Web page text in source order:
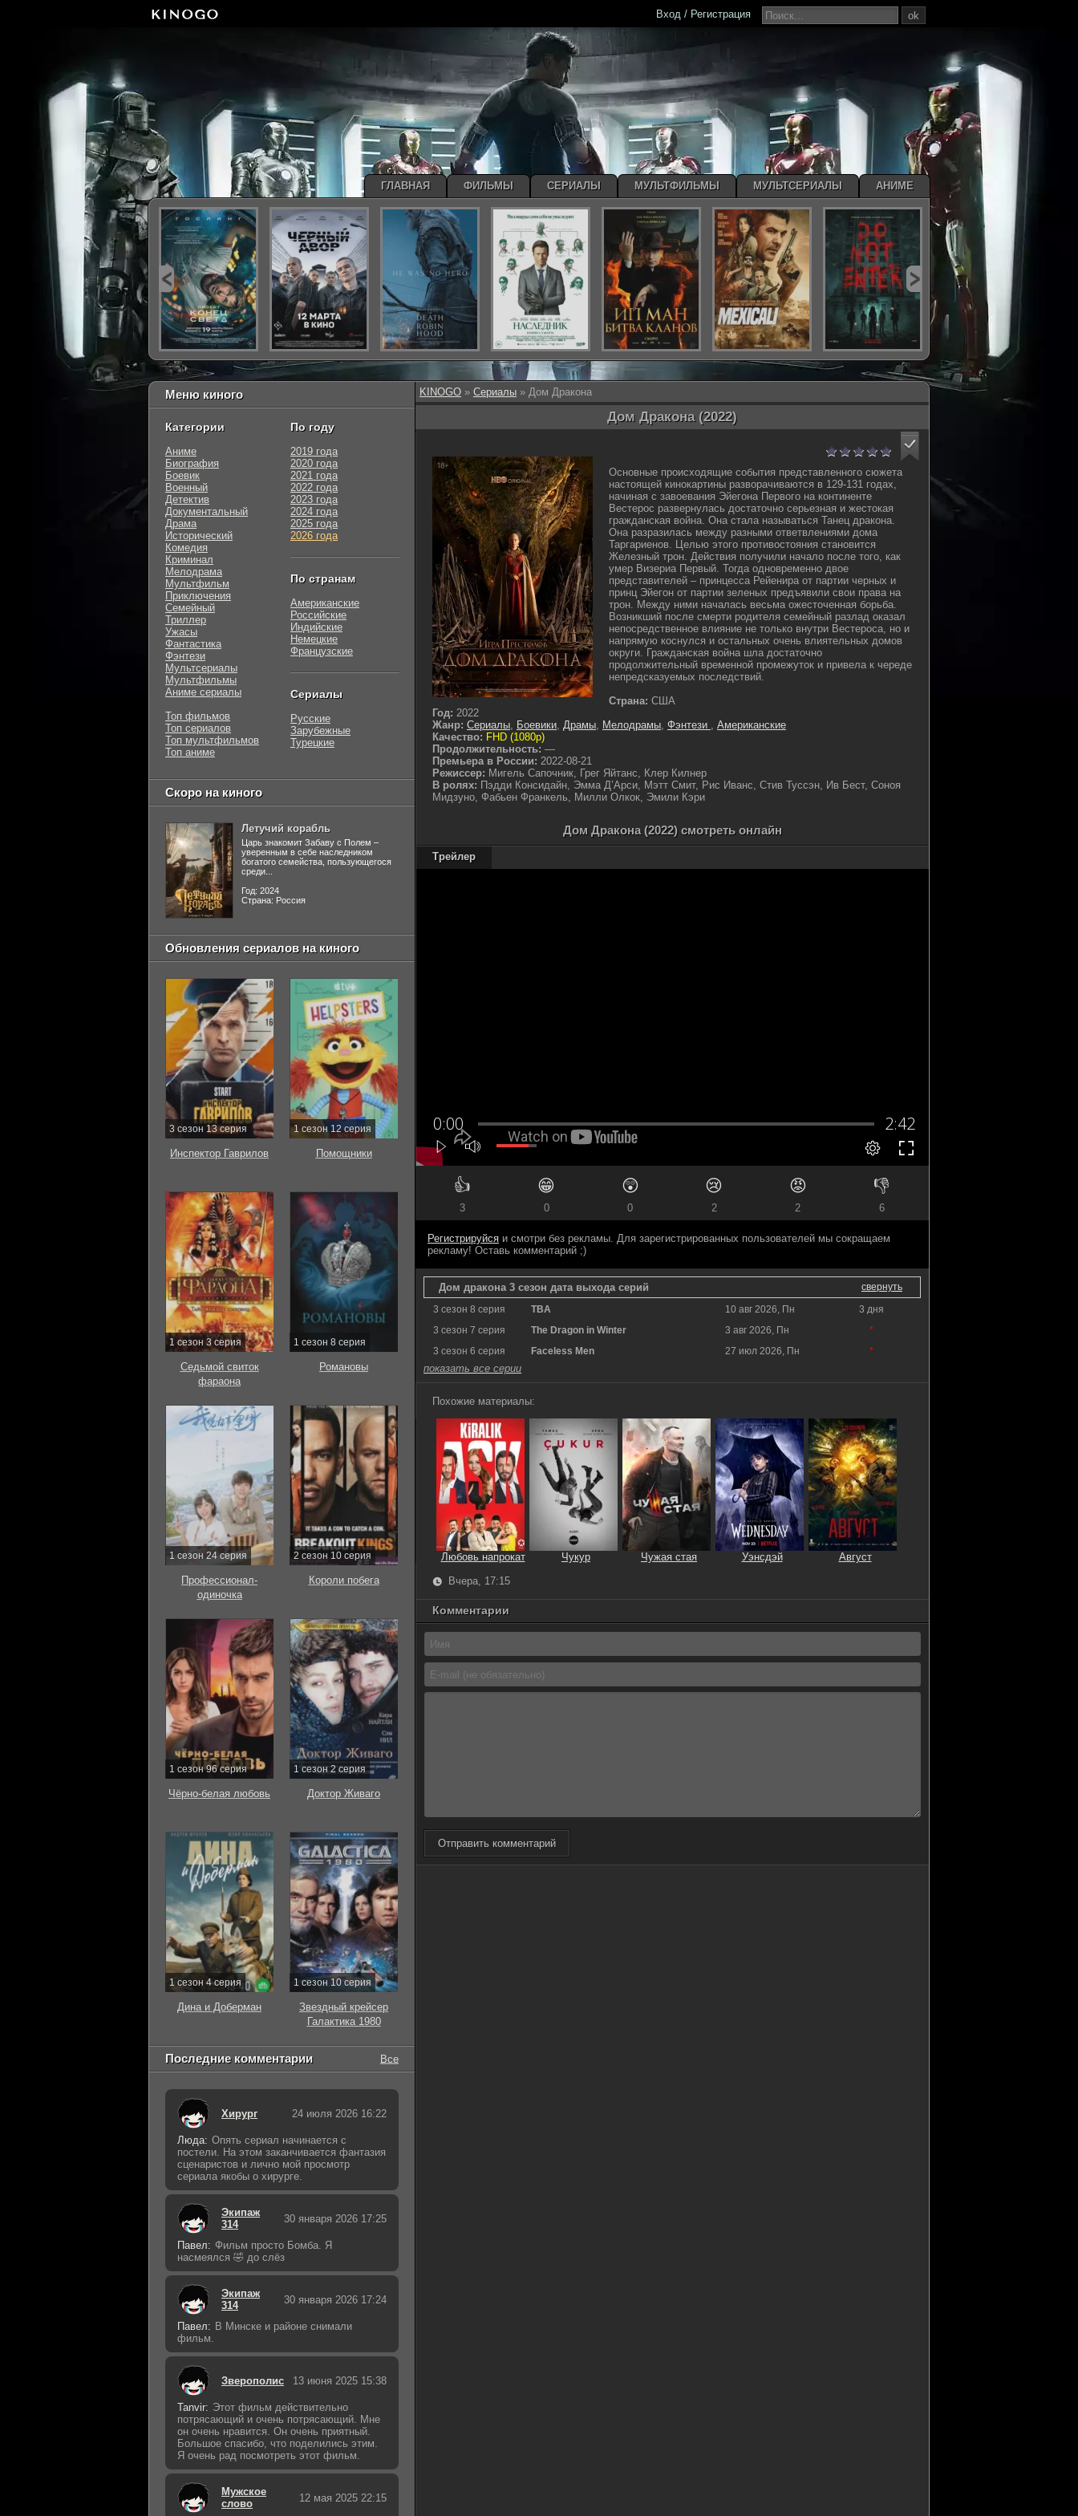
KINOGO » Сериалы » Дом Дракона
Дом Дракона (2022)
Основные происходящие события представленного сюжета
настоящей кинокартины разворачиваются в 129-131 годах,
начиная с завоевания Эйегона Первого на континенте
Вестерос развернулась достаточно серьезная и жестокая
гражданская война. Она стала называться Танец дракона.
Она разразилась между разными ответвлениями дома
Таргариенов. Целью этого противостояния становится
Железный трон. Действия получили начало после того, как
умер Визериа Первый. Тогда одновременно двое
представителей – принцесса Рейенира от партии черных и
принц Эйегон от партии зеленых предъявили свои права на
трон. Между ними началась весьма ожесточенная борьба.
Возникший после смерти родителя семейный разлад оказал
непосредственное влияние не только внутри Вестероса, но и
напрямую коснулся и остальных очень влиятельных домов
округи. Гражданская война шла достаточно
продолжительный временной промежуток и привела к череде
непредсказуемых последствий.
Страна: США
Год: 2022
Жанр: Сериалы, Боевики, Драмы, Мелодрамы, Фэнтези , Американские
Качество: FHD (1080p)
Продолжительность: —
Премьера в России: 2022-08-21
Режиссер: Мигель Сапочник, Грег Яйтанс, Клер Килнер
В ролях: Пэдди Консидайн, Эмма Д’Арси, Мэтт Смит, Рис Иванс, Стив Туссэн, Ив Бест, Соноя
Мидзуно, Фабьен Франкель, Милли Олкок, Эмили Кэри
Дом Дракона (2022) смотреть онлайн
Трейлер
👍
3
😁
0
😲
0
😢
2
😡
2
👎
6
Регистрируйся и смотри без рекламы. Для зарегистрированных пользователей мы сокращаем
рекламу! Оставь комментарий ;)
Дом дракона 3 сезон дата выхода серий
свернуть
3 сезон 8 серия
TBA 10 авг 2026, Пн
3 дня
3 сезон 7 серия
The Dragon in Winter 3 авг 2026, Пн
*
3 сезон 6 серия
Faceless Men 27 июл 2026, Пн *
показать все серии
Похожие материалы:
Любовь напрокат Чукур Чужая стая Уэнсдэй
Август
Вчера, 17:15
Комментарии
Отправить комментарий
Меню киного
Категории
Аниме
Биография
Боевик
Военный
Детектив
Документальный
Драма
Исторический
Комедия
Криминал
Мелодрама
Мультфильм
Приключения
Семейный
Триллер
Ужасы
Фантастика
Фэнтези
Мультсериалы
Мультфильмы
Аниме сериалы
Топ фильмов
Топ сериалов
Топ мультфильмов
Топ аниме
По году
2019 года
2020 года
2021 года
2022 года
2023 года
2024 года
2025 года
2026 года
По странам
Американские
Российские
Индийские
Немецкие
Французские
Сериалы
Русские
Зарубежные
Турецкие
Скоро на киного
Летучий корабль
Царь знакомит Забаву с Полем –
уверенным в себе наследником
богатого семейства, пользующегося
среди...
Год: 2024
Страна: Россия
Обновления сериалов на киного
3 сезон 13 серия
Инспектор Гаврилов
1 сезон 12 серия
Помощники
1 сезон 3 серия
Седьмой свиток
фараона
1 сезон 8 серия
Романовы
1 сезон 24 серия
Профессионал-
одиночка
2 сезон 10 серия
Короли побега
1 сезон 96 серия
Чёрно-белая любовь
1 сезон 2 серия
Доктор Живаго
1 сезон 4 серия
Дина и Доберман
1 сезон 10 серия
Звездный крейсер
Галактика 1980
Последние комментарии Все
Хирург 24 июля 2026 16:22
Люда: Опять сериал начинается с
постели. На этом заканчивается фантазия
сценаристов и лично мой просмотр
сериала якобы о хирурге.
Экипаж
314
30 января 2026 17:25
Павел: Фильм просто Бомба. Я
насмеялся 🤣 до слёз
Экипаж
314
30 января 2026 17:24
Павел: В Минске и районе снимали
фильм.
Зверополис 13 июня 2025 15:38
Tanvir: Этот фильм действительно
потрясающий и очень потрясающий. Мне
он очень нравится. Он очень приятный.
Большое спасибо, что поделились этим.
Я очень рад посмотреть этот фильм.
Мужское
слово
12 мая 2025 22:15
ok
Вход / Регистрация
ГЛАВНАЯ ФИЛЬМЫ СЕРИАЛЫ МУЛЬТФИЛЬМЫ МУЛЬТСЕРИАЛЫ АНИМЕ